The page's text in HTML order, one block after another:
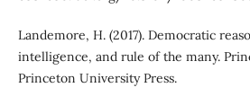
Landemore, H. (2017). Democratic
intelligence, and rule of the many.
Princeton University Press.